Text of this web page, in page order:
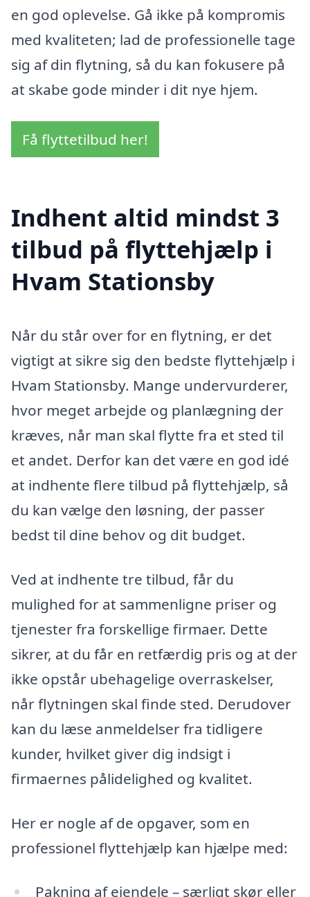
en god oplevelse. Gå ikke på kompromis
med kvaliteten; lad de professionelle tage
sig af din flytning, så du kan fokusere på
at skabe gode minder i dit nye hjem.
Få flyttetilbud her!
Indhent altid mindst 3
tilbud på flyttehjælp i
Hvam Stationsby
Når du står over for en flytning, er det
vigtigt at sikre sig den bedste flyttehjælp i
Hvam Stationsby. Mange undervurderer,
hvor meget arbejde og planlægning der
kræves, når man skal flytte fra et sted til
et andet. Derfor kan det være en god idé
at indhente flere tilbud på flyttehjælp, så
du kan vælge den løsning, der passer
bedst til dine behov og dit budget.
Ved at indhente tre tilbud, får du
mulighed for at sammenligne priser og
tjenester fra forskellige firmaer. Dette
sikrer, at du får en retfærdig pris og at der
ikke opstår ubehagelige overraskelser,
når flytningen skal finde sted. Derudover
kan du læse anmeldelser fra tidligere
kunder, hvilket giver dig indsigt i
firmaernes pålidelighed og kvalitet.
Her er nogle af de opgaver, som en
professionel flyttehjælp kan hjælpe med:
Pakning af ejendele – særligt skør eller